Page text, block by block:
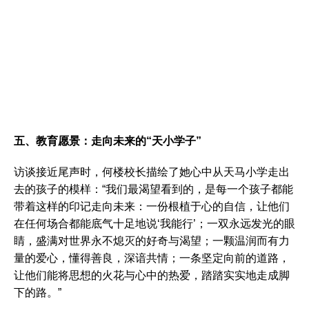
五、教育愿景：走向未来的“天小学子”
访谈接近尾声时，何楼校长描绘了她心中从天马小学走出
去的孩子的模样：“我们最渴望看到的，是每一个孩子都能
带着这样的印记走向未来：一份根植于心的自信，让他们
在任何场合都能底气十足地说‘我能行’；一双永远发光的眼
睛，盛满对世界永不熄灭的好奇与渴望；一颗温润而有力
量的爱心，懂得善良，深谙共情；一条坚定向前的道路，
让他们能将思想的火花与心中的热爱，踏踏实实地走成脚
下的路。”